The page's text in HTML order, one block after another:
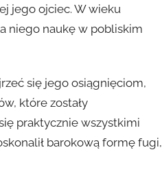
jego ojciec. W wieku
niego naukę w pobliskim
się jego osiągnięciom,
które zostały
praktycznie wszystkimi
barokową formę fugi,